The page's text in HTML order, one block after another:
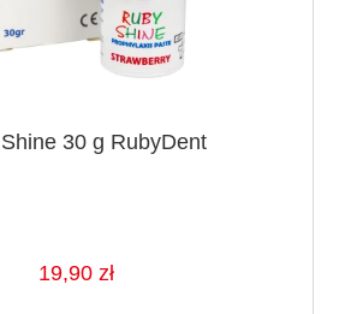
30 g RubyDent
19,90 zł